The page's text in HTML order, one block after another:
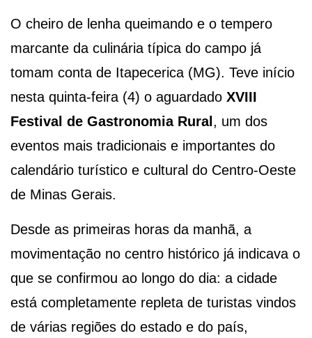
O cheiro de lenha queimando e o tempero
marcante da culinária típica do campo já
tomam conta de Itapecerica (MG). Teve início
nesta quinta-feira (4) o aguardado XVIII
Festival de Gastronomia Rural , um dos
eventos mais tradicionais e importantes do
calendário turístico e cultural do Centro-Oeste
de Minas Gerais.
Desde as primeiras horas da manhã, a
movimentação no centro histórico já indicava o
que se confirmou ao longo do dia: a cidade
está completamente repleta de turistas vindos
de várias regiões do estado e do país,